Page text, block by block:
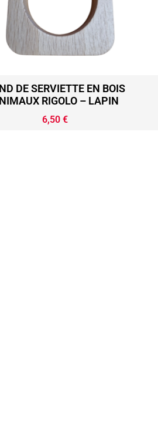
DE SERVIETTE EN BOIS
RIGOLO – LAPIN
6,50 €